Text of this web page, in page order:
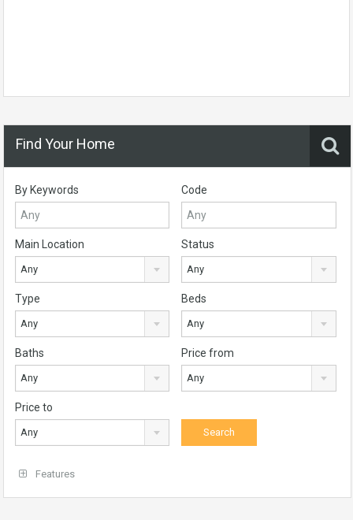
Find Your Home
By Keywords Code
Main Location
Any
Status
Any
Type
Any
Beds
Any
Baths
Any
Price from
Any
Price to
Any
Features